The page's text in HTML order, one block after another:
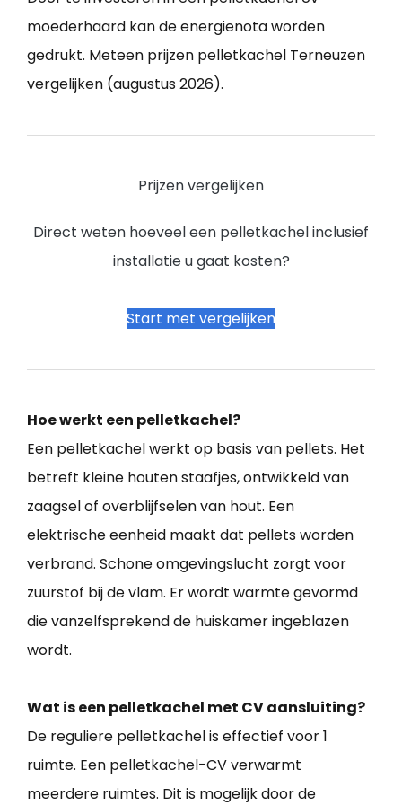
moederhaard kan de energienota worden
gedrukt. Meteen prijzen pelletkachel Terneuzen
vergelijken (augustus 2026).
Prijzen vergelijken
Direct weten hoeveel een pelletkachel inclusief
installatie u gaat kosten?
Start met vergelijken
Hoe werkt een pelletkachel?
Een pelletkachel werkt op basis van pellets. Het
betreft kleine houten staafjes, ontwikkeld van
zaagsel of overblijfselen van hout. Een
elektrische eenheid maakt dat pellets worden
verbrand. Schone omgevingslucht zorgt voor
zuurstof bij de vlam. Er wordt warmte gevormd
die vanzelfsprekend de huiskamer ingeblazen
wordt.
Wat is een pelletkachel met CV aansluiting?
De reguliere pelletkachel is effectief voor 1
ruimte. Een pelletkachel-CV verwarmt
meerdere ruimtes. Dit is mogelijk door de